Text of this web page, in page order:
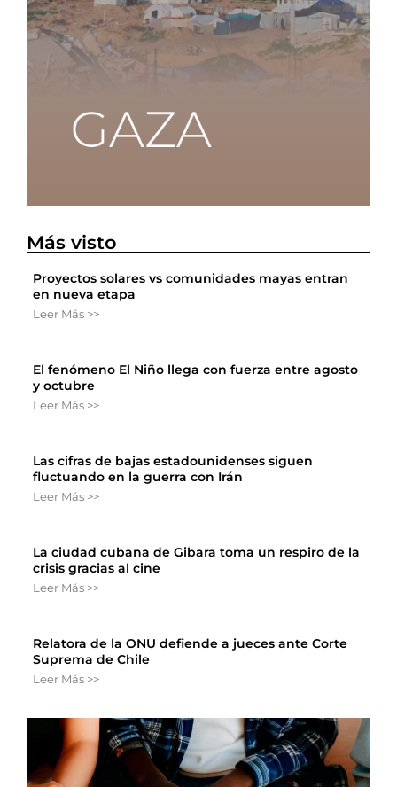
Más visto
Proyectos solares vs comunidades mayas entran
en nueva etapa
Leer Más >>
El fenómeno El Niño llega con fuerza entre agosto
y octubre
Leer Más >>
Las cifras de bajas estadounidenses siguen
fluctuando en la guerra con Irán
Leer Más >>
La ciudad cubana de Gibara toma un respiro de la
crisis gracias al cine
Leer Más >>
Relatora de la ONU defiende a jueces ante Corte
Suprema de Chile
Leer Más >>